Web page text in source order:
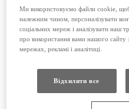
Протипоказання
Взаємодія з іншими
взаємодій
Особливості
Спосіб застосування та
Побічні реакції
Умови зберігання
Виробник
Місцезнаходження
Ми використовуємо файли cookie,
належним чином, персоналізувати
соціальних мереж і аналізувати наш
про використання вами нашого
мережах, рекламі і аналітиці.
Відхилити все